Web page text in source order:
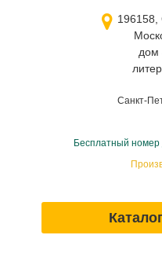
196158,
дом
Санкт-
Бесплатный